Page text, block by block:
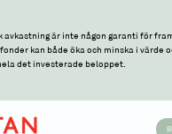
är inte någon garanti för
kan både öka och minska i värde
det investerade beloppet.